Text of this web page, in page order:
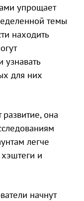
упрощает
темы
находить
узнавать
для них
она
легче
и
начнут